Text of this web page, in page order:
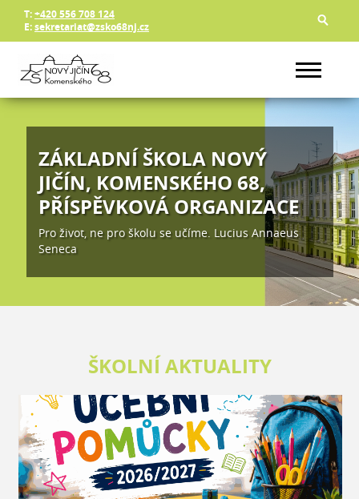
T:+420 556 708 124
E:sekretariat@zsko68nj.cz
ZÁKLADNÍ ŠKOLA NOVÝ
JIČÍN, KOMENSKÉHO 68,
PŘÍSPĚVKOVÁ ORGANIZACE
Pro život, ne pro školu se učíme. Lucius Annaeus
Seneca
ŠKOLNÍ AKTUALITY